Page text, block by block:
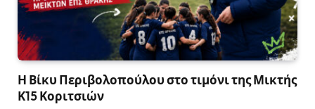
Η Βίκυ Περιβολοπούλου στο τιμόνι της Μικτής
Κ15 Κοριτσιών